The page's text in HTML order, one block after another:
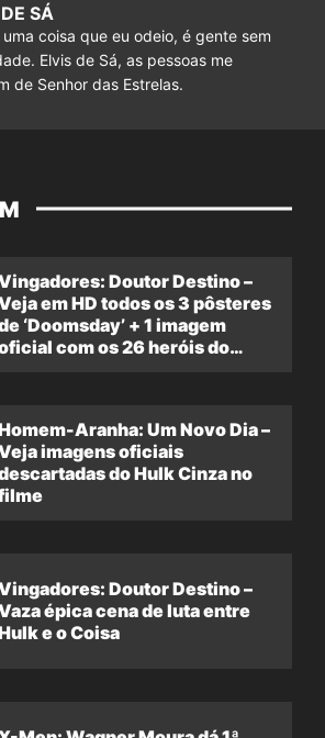
SÁ
uma coisa que eu odeio, é gente sem
Elvis de Sá, as pessoas me
de Senhor das Estrelas.
Doutor Destino –
em HD todos os 3 pôsteres
‘Doomsday’ + 1 imagem
com os 26 heróis do
Aranha: Um Novo Dia –
imagens oficiais
do Hulk Cinza no
Doutor Destino –
épica cena de luta entre
e o Coisa